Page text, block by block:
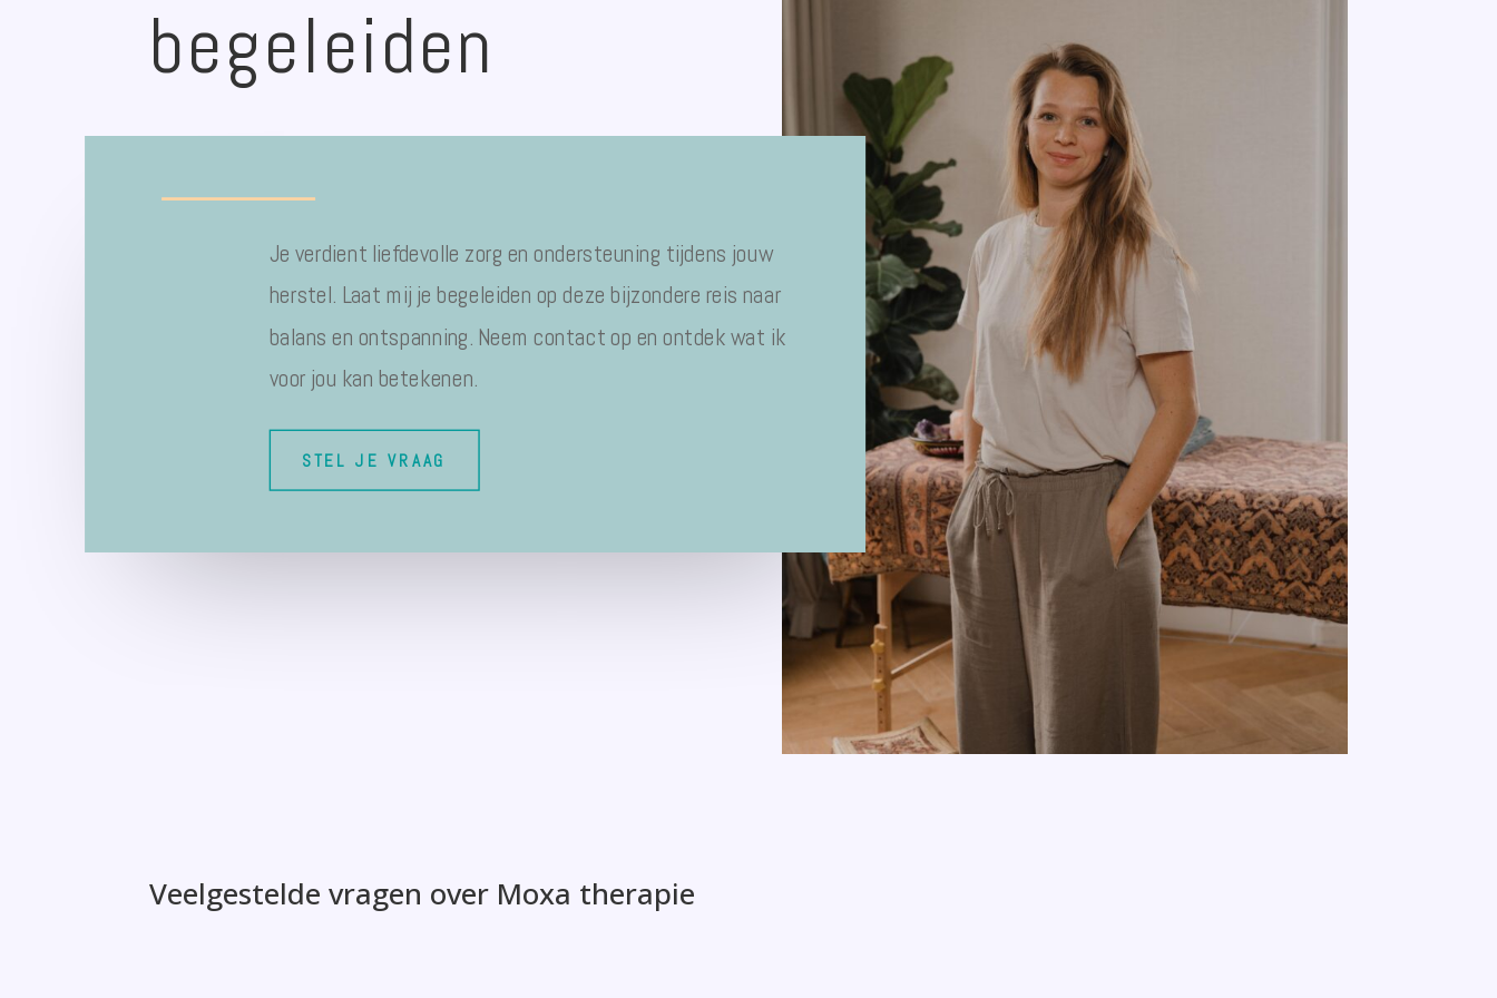
begeleiden
Je verdient liefdevolle zorg en ondersteuning tijdens jouw
herstel. Laat mij je begeleiden op deze bijzondere reis naar
balans en ontspanning. Neem contact op en ontdek wat ik
voor jou kan betekenen.
STEL JE VRAAG
Veelgestelde vragen over Moxa therapie